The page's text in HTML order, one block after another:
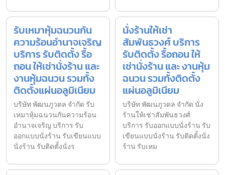
รับเหมาหุ้มฉนวนกัน
ความร้อนอำนาจเจริญ
บริการ รับติดตั้ง รื้อ
ถอน ให้เช่านั่งร้าน และ
งานหุ้มฉนวน รวมทั้ง
ติดตั้งแผ่นอลูมิเนียม
บริษัท พัฒนภูวดล จำกัด รับ
เหมาหุ้มฉนวนกันความร้อน
อำนาจเจริญ บริการ รับ
ออกแบบนั่งร้าน รับเขียนแบบ
นั่งร้าน รับติดตั้งนั่งร
นั่งร้านให้เช่า
สัมพันธวงศ์ บริการ
รับติดตั้ง รื้อถอน ให้
เช่านั่งร้าน และ งานหุ้ม
ฉนวน รวมทั้งติดตั้ง
แผ่นอลูมิเนียม
บริษัท พัฒนภูวดล จำกัด นั่ง
ร้านให้เช่าสัมพันธวงศ์
บริการ รับออกแบบนั่งร้าน รับ
เขียนแบบนั่งร้าน รับติดตั้งนั่ง
ร้าน รับเหม